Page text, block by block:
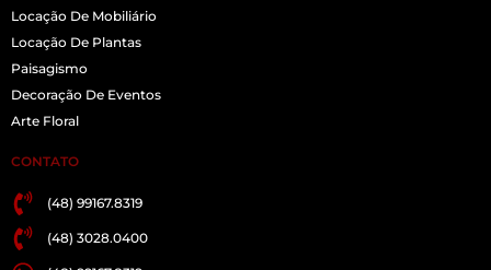
Locação De Mobiliário
Locação De Plantas
Paisagismo
Decoração De Eventos
Arte Floral
CONTATO
(48) 99167.8319
(48) 3028.0400